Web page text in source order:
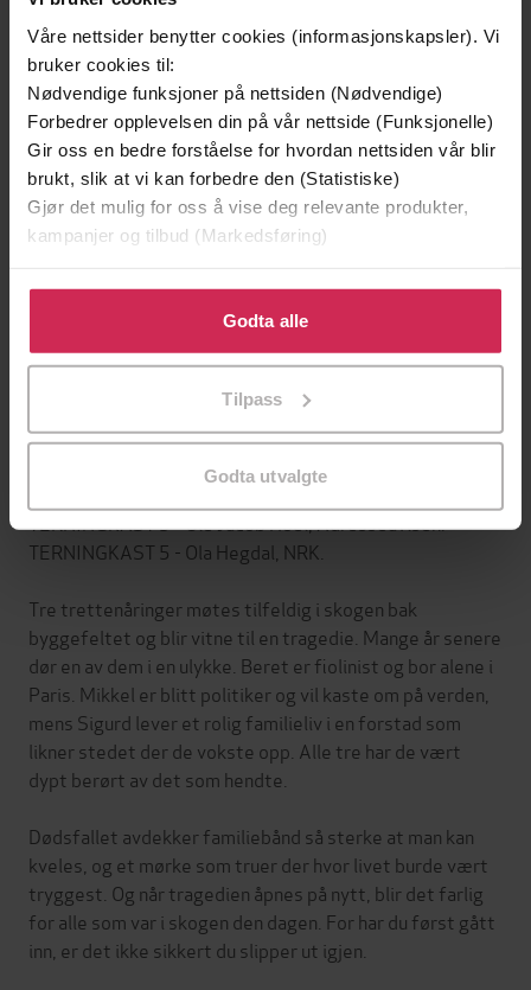
Våre nettsider benytter cookies (informasjonskapsler). Vi
bruker cookies til:
Nødvendige funksjoner på nettsiden (Nødvendige)
Forbedrer opplevelsen din på vår nettside (Funksjonelle)
Gir oss en bedre forståelse for hvordan nettsiden vår blir
brukt, slik at vi kan forbedre den (Statistiske)
Gjør det mulig for oss å vise deg relevante produkter,
kampanjer og tilbud (Markedsføring)
Klikk på «Godta alle» for å gi oss ditt samtykke til å
bruke cookies for alle disse formålene. Du kan også
tilpasse ditt samtykke til spesifikke formål ved å klikke
Godta alle
Tilpass
Godta utvalgte
Utgitt
Sjanger Krim
Språk Bokmål
Format epub
9788203460845
TERNINGKAST 5 - Cathrine Krøger, Dagbladet.
TERNINGKAST 5 - Ole Jacob Hoel, Adresseavisen.
TERNINGKAST 5 - Ola Hegdal, NRK.
Tre trettenåringer møtes tilfeldig i skogen bak
byggefeltet og blir vitne til en tragedie. Mange år senere
dør en av dem i en ulykke. Beret er fiolinist og bor alene i
Paris. Mikkel er blitt politiker og vil kaste om på verden,
mens Sigurd lever et rolig familieliv i en forstad som
likner stedet der de vokste opp. Alle tre har de vært
dypt berørt av det som hendte.
Dødsfallet avdekker familiebånd så sterke at man kan
kveles, og et mørke som truer der hvor livet burde vært
tryggest. Og når tragedien åpnes på nytt, blir det farlig
for alle som var i skogen den dagen. For har du først gått
inn, er det ikke sikkert du slipper ut igjen.